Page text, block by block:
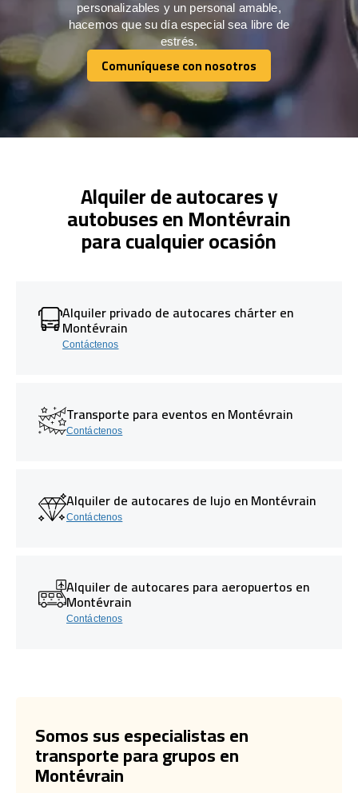
personalizables y un personal amable,
hacemos que su día especial sea libre de
estrés.
Comuníquese con nosotros
Comuníquese con nosotros
Alquiler de autocares y
autobuses en Montévrain
para cualquier ocasión
Alquiler privado de autocares chárter en
Montévrain
Contáctenos
Transporte para eventos en Montévrain
Contáctenos
Alquiler de autocares de lujo en Montévrain
Contáctenos
Alquiler de autocares para aeropuertos en
Montévrain
Contáctenos
Somos sus especialistas en
transporte para grupos en
Montévrain